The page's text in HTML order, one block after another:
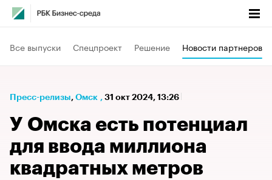
Все выпуски Спецпроект Решение Новости партнеров
Пресс-релизы⁠, Омск , 31 окт 2024, 13:26
У Омска есть потенциал
для ввода миллиона
квадратных метров